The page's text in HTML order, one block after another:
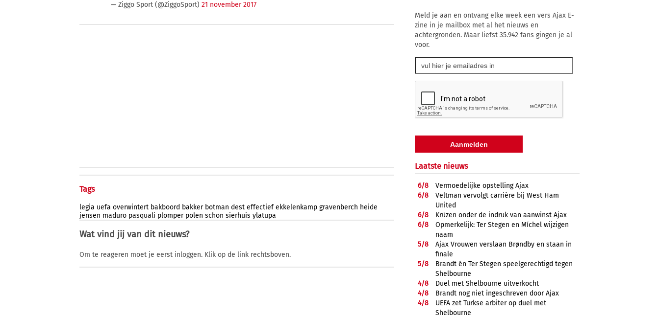
— Ziggo Sport (@ZiggoSport)21 november 2017
Tags
legia uefa overwintert bakboord bakker botman dest effectief ekkelenkamp gravenberch heide
jensen maduro pasquali plomper polen schon sierhuis ylatupa
Wat vind jij van dit nieuws?
Om te reageren moet je eerst inloggen. Klik op de link rechtsboven.
Meld je aan en ontvang elke week een vers Ajax E-
zine in je mailbox met al het nieuws en
achtergronden. Maar liefst 35.942 fans gingen je al
voor.
Laatste nieuws
6/8
Vermoedelijke opstelling Ajax
6/8
Veltman vervolgt carrière bij West Ham
United
6/8
Krüzen onder de indruk van aanwinst Ajax
6/8
Opmerkelijk: Ter Stegen en Míchel wijzigen
naam
5/8
Ajax Vrouwen verslaan Brøndby en staan in
finale
5/8
Brandt én Ter Stegen speelgerechtigd tegen
Shelbourne
4/8
Duel met Shelbourne uitverkocht
4/8
Brandt nog niet ingeschreven door Ajax
4/8
UEFA zet Turkse arbiter op duel met
Shelbourne